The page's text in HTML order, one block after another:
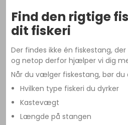
Find den rigtige
dit fiskeri
Der findes ikke én fiskestang,
og netop derfor hjælper vi dig
Når du vælger fiskestang, bør du
Hvilken type fiskeri du dyrker
Kastevægt
Længde på stangen